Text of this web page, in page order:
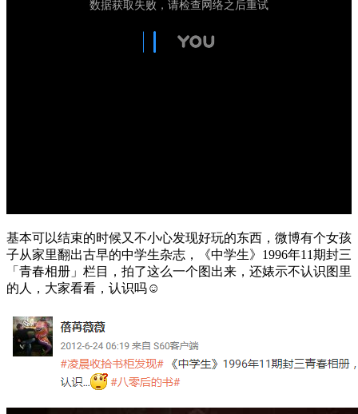
基本可以结束的时候又不小心发现好玩的东西，微博有个女孩
子从家里翻出古早的中学生杂志，《中学生》1996年11期封三
「青春相册」栏目，拍了这么一个图出来，还婊示不认识图里
的人，大家看看，认识吗☺️